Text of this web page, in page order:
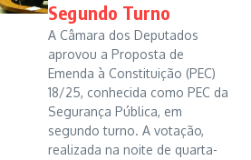
Segundo Turno
A Câmara dos Deputados
aprovou a Proposta de
Emenda à Constituição (PEC)
18/25, conhecida como PEC da
Segurança Pública, em
segundo turno. A votação,
realizada na noite de quarta-